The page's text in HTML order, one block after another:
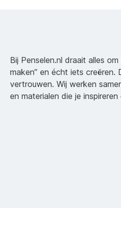
Bij Penselen.nl draait alles
maken” en écht iets creëren.
vertrouwen. Wij werken
en materialen die je